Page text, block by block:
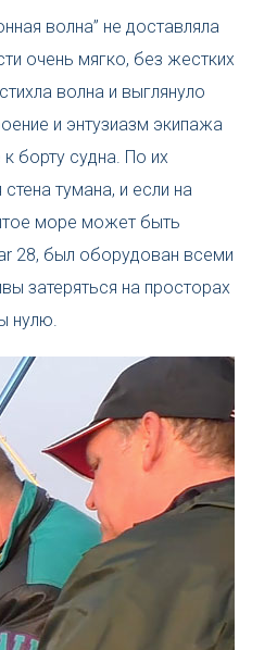
волна” не доставляла
очень мягко, без жестких
волна и выглянуло
и энтузиазм экипажа
борту судна. По их
тумана, и если на
море может быть
28, был оборудован всеми
затеряться на просторах
нулю.